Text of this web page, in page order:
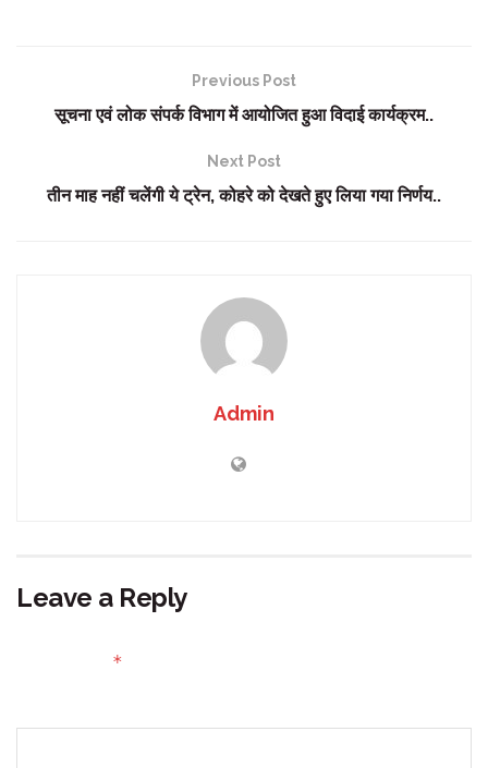
Previous Post
सूचना एवं लोक संपर्क विभाग में आयोजित हुआ विदाई कार्यक्रम..
Next Post
तीन माह नहीं चलेंगी ये ट्रेन, कोहरे को देखते हुए लिया गया निर्णय..
Admin
Leave a Reply
*